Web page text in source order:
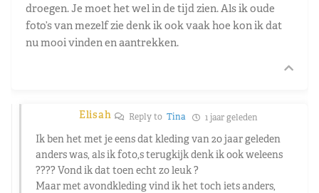
droegen. Je moet het wel in de tijd zien. Als ik oude
foto’s van mezelf zie denk ik ook vaak hoe kon ik dat
nu mooi vinden en aantrekken.
Elisah Reply toTina 1 jaar geleden
Ik ben het met je eens dat kleding van 20 jaar geleden
anders was, als ik foto,s terugkijk denk ik ook weleens
???? Vond ik dat toen echt zo leuk ?
Maar met avondkleding vind ik het toch iets anders,